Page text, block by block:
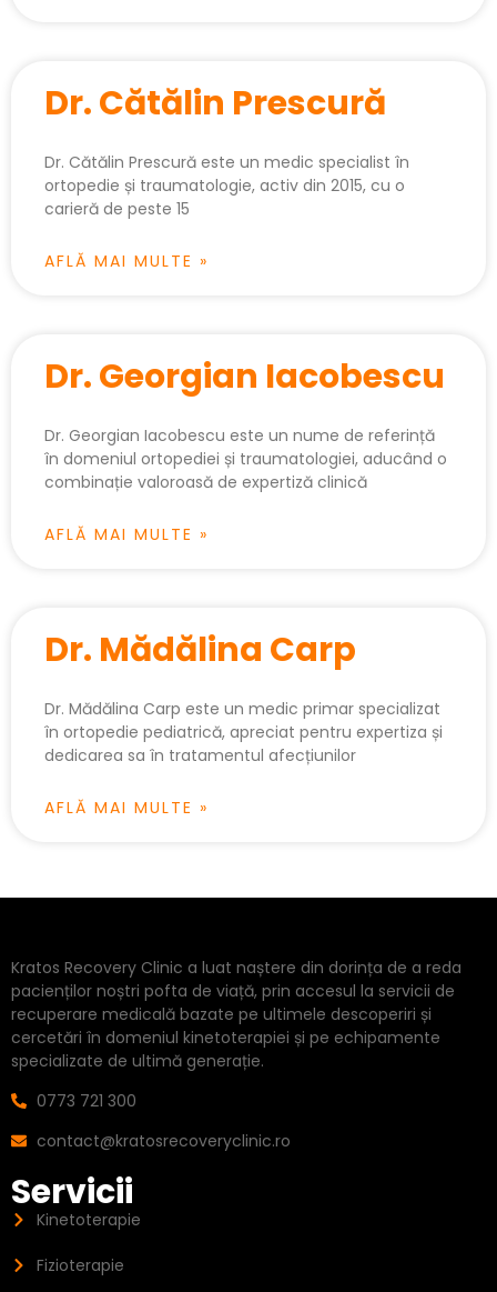
Dr. Cătălin Prescură
Dr. Cătălin Prescură este un medic specialist în
ortopedie și traumatologie, activ din 2015, cu o
carieră de peste 15
AFLĂ MAI MULTE »
Dr. Georgian Iacobescu
Dr. Georgian Iacobescu este un nume de referință
în domeniul ortopediei și traumatologiei, aducând o
combinație valoroasă de expertiză clinică
AFLĂ MAI MULTE »
Dr. Mădălina Carp
Dr. Mădălina Carp este un medic primar specializat
în ortopedie pediatrică, apreciat pentru expertiza și
dedicarea sa în tratamentul afecțiunilor
AFLĂ MAI MULTE »
Kratos Recovery Clinic a luat naștere din dorința de a reda
pacienților noștri pofta de viață, prin accesul la servicii de
recuperare medicală bazate pe ultimele descoperiri și
cercetări în domeniul kinetoterapiei și pe echipamente
specializate de ultimă generație.
0773 721 300
contact@kratosrecoveryclinic.ro
Servicii
Kinetoterapie
Fizioterapie